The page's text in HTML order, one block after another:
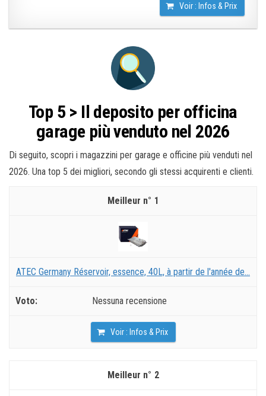
Voir : Infos & Prix
Top 5 > Il deposito per officina
garage più venduto nel 2026
Di seguito, scopri i magazzini per garage e officine più venduti nel
2026. Una top 5 dei migliori, secondo gli stessi acquirenti e clienti.
1
ATEC Germany Réservoir, essence, 40L, à partir de l'année de...
Nessuna recensione
Voir : Infos & Prix
2